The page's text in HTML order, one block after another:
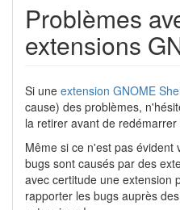
Problèmes
extensions
Si une extension GNOME
cause) des problèmes,
la retirer avant de redémarrer
Même si ce n'est pas évident
bugs sont causés par des
avec certitude une extension
rapporter les bugs auprès